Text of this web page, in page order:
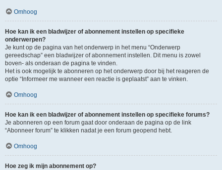
Omhoog
Hoe kan ik een bladwijzer of abonnement instellen op specifieke
onderwerpen?
Je kunt op de pagina van het onderwerp in het menu “Onderwerp
gereedschap” een bladwijzer of abonnement instellen. Dit menu is zowel
boven- als onderaan de pagina te vinden.
Het is ook mogelijk te abonneren op het onderwerp door bij het reageren de
optie “Informeer me wanneer een reactie is geplaatst” aan te vinken.
Omhoog
Hoe kan ik een bladwijzer of abonnement instellen op specifieke forums?
Je abonneren op een forum gaat door onderaan de pagina op de link
“Abonneer forum” te klikken nadat je een forum geopend hebt.
Omhoog
Hoe zeg ik mijn abonnement op?